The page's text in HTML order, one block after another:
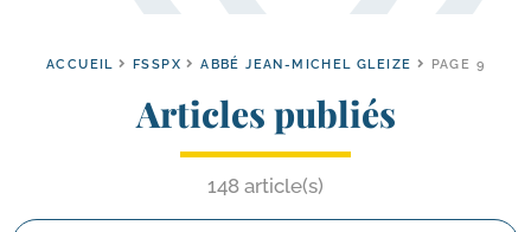
ACCUEIL FSSPX ABBÉ JEAN-MICHEL GLEIZE PAGE 9
Articles publiés
148 article(s)